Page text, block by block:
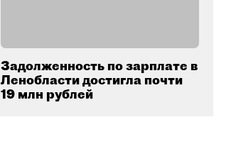
Задолженность по зарплате в
Ленобласти достигла почти
19 млн рублей